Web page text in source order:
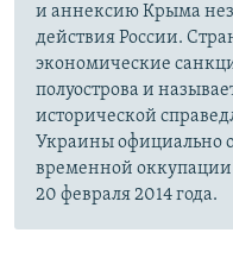
и аннексию Крыма
действия России.
экономические
полуострова и
исторической
Украины официально
временной оккупации
20 февраля 2014 года.